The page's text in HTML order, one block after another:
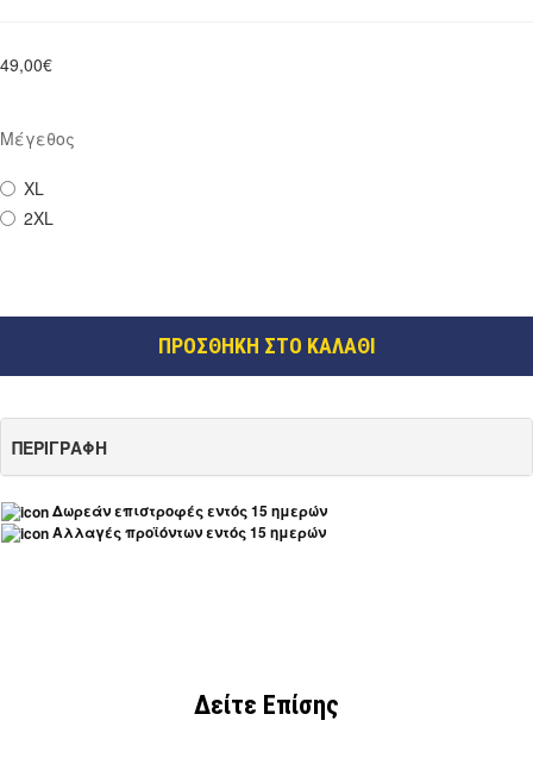
49,00€
Μέγεθος
XL
2XL
ΠΡΟΣΘΗΚΗ ΣΤΟ ΚΑΛΑΘΙ
ΠΕΡΙΓΡΑΦΗ
Δωρεάν επιστροφές εντός 15 ημερών
Αλλαγές προϊόντων εντός 15 ημερών
Δείτε Επίσης